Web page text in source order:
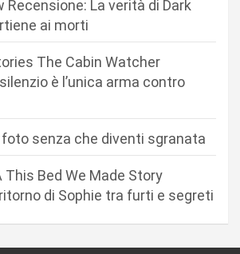
Recensione: La verità di Dark
ai morti
The Cabin Watcher
è l’unica arma contro
foto senza che diventi sgranata
This Bed We Made Story
di Sophie tra furti e segreti